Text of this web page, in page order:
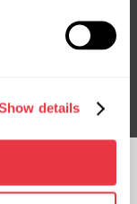
details
знижки